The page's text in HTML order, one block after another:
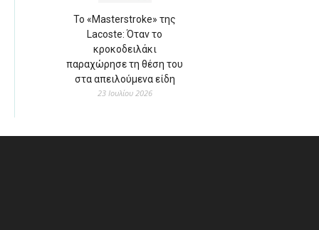
Το «Masterstroke» της
Lacoste: Όταν το
κροκοδειλάκι
παραχώρησε τη θέση του
στα απειλούμενα είδη
23 Ιουλίου 2026